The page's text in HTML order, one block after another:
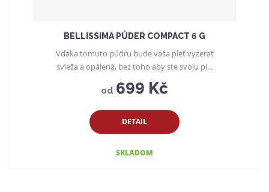
BELLISSIMA PÚDER COMPACT 6 G
od 699 Kč
DETAIL
SKLADOM
Vďaka tomuto púdru bude vaša pleť vyzerať
svieža a opálená, bez toho aby ste svoju pl...